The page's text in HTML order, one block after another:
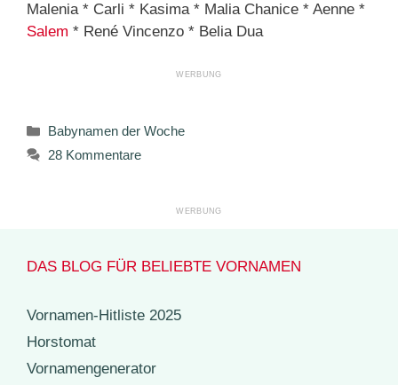
Malenia * Carli * Kasima * Malia Chanice * Aenne *
Salem * René Vincenzo * Belia Dua
Kategorien
Babynamen der Woche
28 Kommentare
DAS BLOG FÜR BELIEBTE VORNAMEN
Vornamen-Hitliste 2025
Horstomat
Vornamengenerator